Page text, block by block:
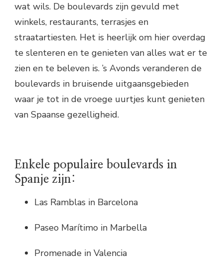
wat wils. De boulevards zijn gevuld met
winkels, restaurants, terrasjes en
straatartiesten. Het is heerlijk om hier overdag
te slenteren en te genieten van alles wat er te
zien en te beleven is. ’s Avonds veranderen de
boulevards in bruisende uitgaansgebieden
waar je tot in de vroege uurtjes kunt genieten
van Spaanse gezelligheid.
Enkele populaire boulevards in
Spanje zijn:
Las Ramblas in Barcelona
Paseo Marítimo in Marbella
Promenade in Valencia